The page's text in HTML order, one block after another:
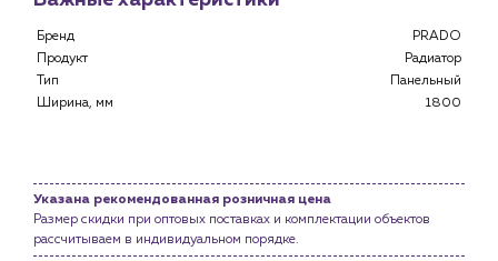
Застройщикам
Услуги
Водоснабжение и теплоснабжение
Сервис и обслуживание инженерных систем
Бренд
PRADO
Продукт
Радиатор
Тип
Панельный
Ширина, мм
1800
Указана рекомендованная розничная цена
Размер скидки при оптовых поставках и комплектации объектов
рассчитываем в индивидуальном порядке.